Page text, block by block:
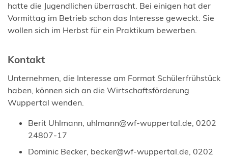
hatte die Jugendlichen überrascht. Bei einigen hat der
Vormittag im Betrieb schon das Interesse geweckt. Sie
wollen sich im Herbst für ein Praktikum bewerben.
Kontakt
Unternehmen, die Interesse am Format Schülerfrühstück
haben, können sich an die Wirtschaftsförderung
Wuppertal wenden.
Berit Uhlmann, uhlmann wf-wuppertal de , 0202
24807-17
Dominic Becker, becker wf-wuppertal de , 0202